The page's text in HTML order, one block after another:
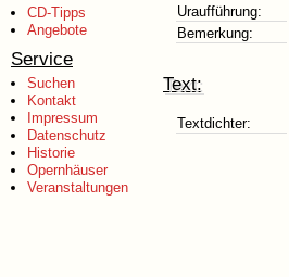
CD-Tipps
Angebote
Service
Suchen
Kontakt
Impressum
Datenschutz
Historie
Opernhäuser
Veranstaltungen
Uraufführung:
Bemerkung:
Text:
Textdichter: